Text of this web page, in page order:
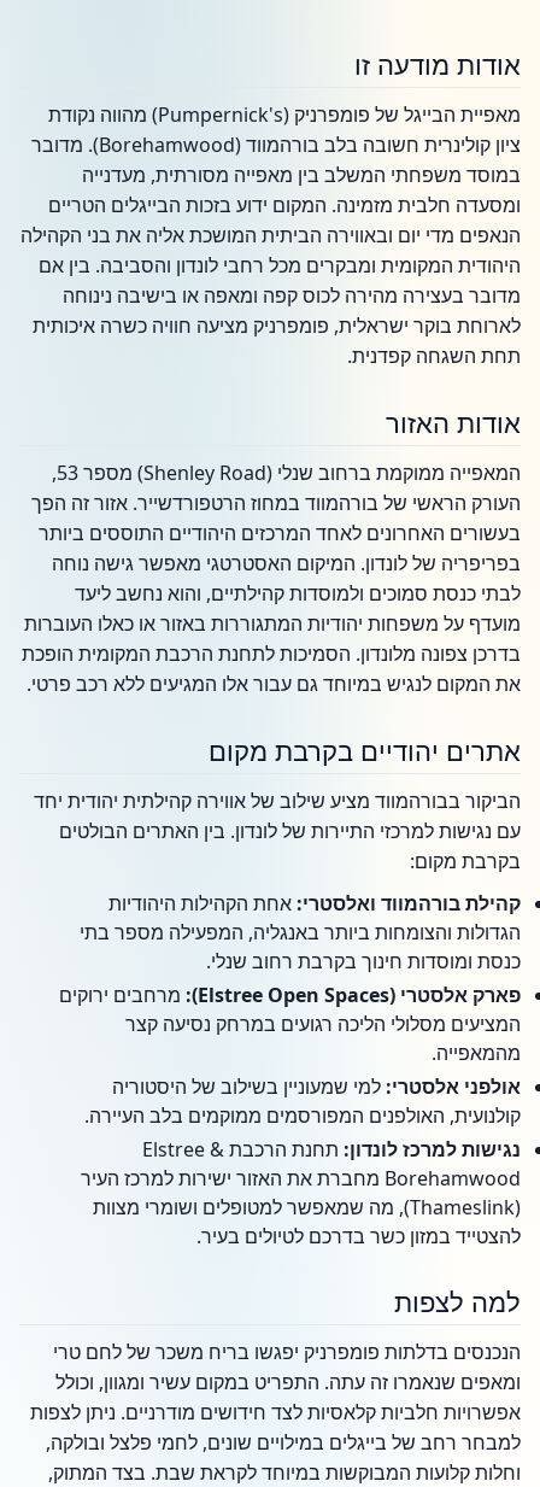
אודות מודעה זו
מאפיית הבייגל של פומפרניק (Pumpernick's) מהווה נקודת
ציון קולינרית חשובה בלב בורהמווד (Borehamwood). מדובר
במוסד משפחתי המשלב בין מאפייה מסורתית, מעדנייה
ומסעדה חלבית מזמינה. המקום ידוע בזכות הבייגלים הטריים
הנאפים מדי יום ובאווירה הביתית המושכת אליה את בני הקהילה
היהודית המקומית ומבקרים מכל רחבי לונדון והסביבה. בין אם
מדובר בעצירה מהירה לכוס קפה ומאפה או בישיבה נינוחה
לארוחת בוקר ישראלית, פומפרניק מציעה חוויה כשרה איכותית
תחת השגחה קפדנית.
אודות האזור
המאפייה ממוקמת ברחוב שנלי (Shenley Road) מספר 53,
העורק הראשי של בורהמווד במחוז הרטפורדשייר. אזור זה הפך
בעשורים האחרונים לאחד המרכזים היהודיים התוססים ביותר
בפריפריה של לונדון. המיקום האסטרטגי מאפשר גישה נוחה
לבתי כנסת סמוכים ולמוסדות קהילתיים, והוא נחשב ליעד
מועדף על משפחות יהודיות המתגוררות באזור או כאלו העוברות
בדרכן צפונה מלונדון. הסמיכות לתחנת הרכבת המקומית הופכת
את המקום לנגיש במיוחד גם עבור אלו המגיעים ללא רכב פרטי.
אתרים יהודיים בקרבת מקום
הביקור בבורהמווד מציע שילוב של אווירה קהילתית יהודית יחד
עם נגישות למרכזי התיירות של לונדון. בין האתרים הבולטים
בקרבת מקום:
קהילת בורהמווד ואלסטרי: אחת הקהילות היהודיות
הגדולות והצומחות ביותר באנגליה, המפעילה מספר בתי
כנסת ומוסדות חינוך בקרבת רחוב שנלי.
פארק אלסטרי (Elstree Open Spaces):
מרחבים ירוקים
המציעים מסלולי הליכה רגועים במרחק נסיעה קצר
מהמאפייה.
אולפני אלסטרי: למי שמעוניין בשילוב של היסטוריה
קולנועית, האולפנים המפורסמים ממוקמים בלב העיירה.
נגישות למרכז לונדון:
תחנת הרכבת Elstree &
Borehamwood מחברת את האזור ישירות למרכז העיר
(Thameslink), מה שמאפשר למטופלים ושומרי מצוות
להצטייד במזון כשר בדרכם לטיולים בעיר.
למה לצפות
הנכנסים בדלתות פומפרניק יפגשו בריח משכר של לחם טרי
ומאפים שנאמרו זה עתה. התפריט במקום עשיר ומגוון, וכולל
אפשרויות חלביות קלאסיות לצד חידושים מודרניים. ניתן לצפות
למבחר רחב של בייגלים במילויים שונים, לחמי פלצל ובולקה,
וחלות קלועות המבוקשות במיוחד לקראת שבת. בצד המתוק,